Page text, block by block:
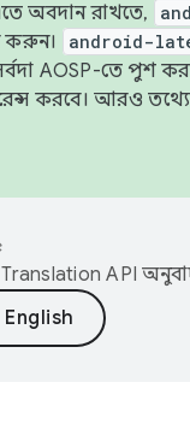
অবদান রাখতে,
করুন। android-
সর্বদা AOSP-তে পুশ
করবে। আরও
API